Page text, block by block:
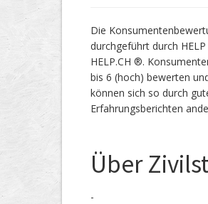
Die
durchgeführt durch
HELP.CH ®.
bis 6 (hoch) bewerten
können sich so durch
Erfahrungsberichten
Über
-